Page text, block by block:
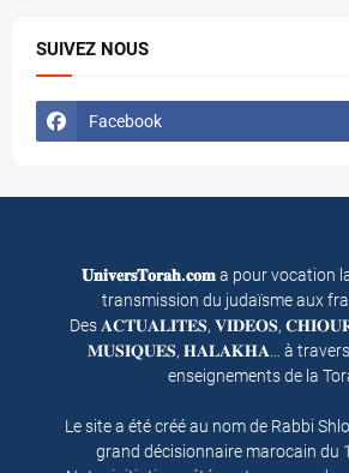
SUIVEZ NOUS
Facebook
𝐔𝐧𝐢𝐯𝐞𝐫𝐬𝐓𝐨𝐫𝐚𝐡.𝐜𝐨𝐦a pour vocation
transmission du judaïsme aux
Des 𝐀𝐂𝐓𝐔𝐀𝐋𝐈𝐓𝐄𝐒, 𝐕𝐈𝐃𝐄𝐎𝐒,
𝐌𝐔𝐒𝐈𝐐𝐔𝐄𝐒, 𝐇𝐀𝐋𝐀𝐊𝐇𝐀… à travers
enseignements de la
Le site a été créé au nom de Rabbi
grand décisionnaire marocain du